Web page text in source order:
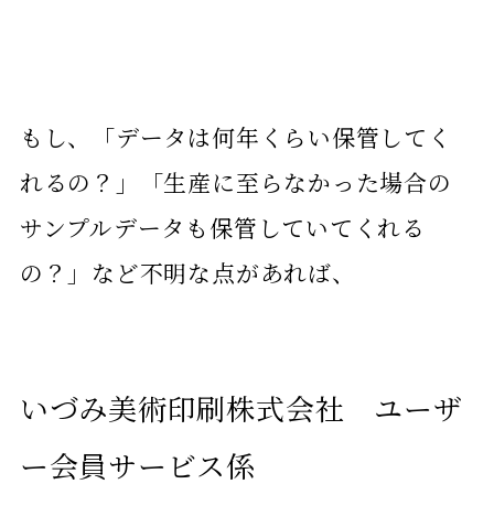
もし、「データは何年くらい保管してく
れるの？」「生産に至らなかった場合の
サンプルデータも保管していてくれる
の？」など不明な点があれば、
いづみ美術印刷株式会社 ユーザ
ー会員サービス係